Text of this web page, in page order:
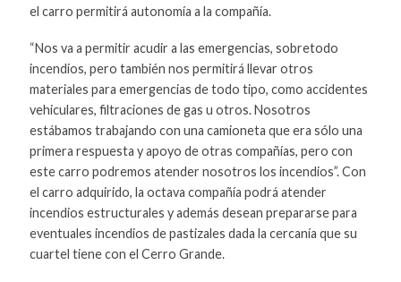
el carro permitirá autonomía a la compañía.
“Nos va a permitir acudir a las emergencias, sobretodo
incendios, pero también nos permitirá llevar otros
materiales para emergencias de todo tipo, como accidentes
vehiculares, filtraciones de gas u otros. Nosotros
estábamos trabajando con una camioneta que era sólo una
primera respuesta y apoyo de otras compañías, pero con
este carro podremos atender nosotros los incendios”. Con
el carro adquirido, la octava compañía podrá atender
incendios estructurales y además desean prepararse para
eventuales incendios de pastizales dada la cercanía que su
cuartel tiene con el Cerro Grande.